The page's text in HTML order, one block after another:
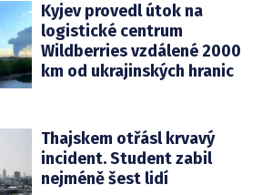
Kyjev provedl útok na
logistické centrum
Wildberries vzdálené 2000
km od ukrajinských hranic
Thajskem otřásl krvavý
incident. Student zabil
nejméně šest lidí